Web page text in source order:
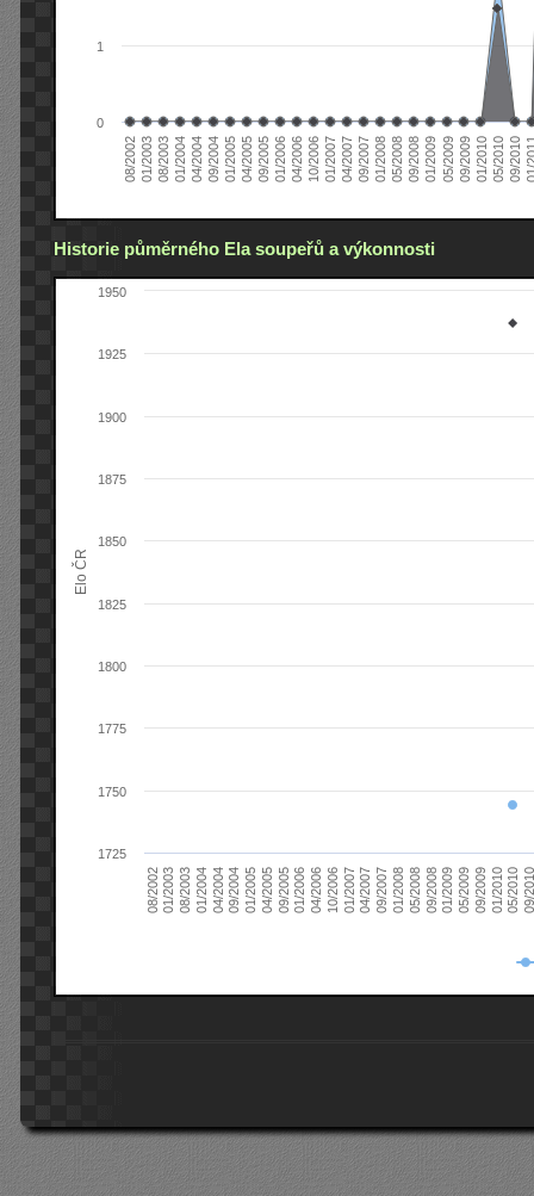
08/200201/200308/200301/200404/200409/200401/200504/200509/200501/200604/200610/200601/200704/200709/200701/200805/200809/200801/200905/200909/200901/201005/201009/2010
0
1
Historie půměrného Ela soupeřů a výkonnosti
Elo ČR
08/200201/200308/200301/200404/200409/200401/200504/200509/200501/200604/200610/200601/200704/200709/200701/200805/200809/200801/200905/200909/200901/201005/201009/
1725
1750
1775
1800
1825
1850
1875
1900
1925
1950